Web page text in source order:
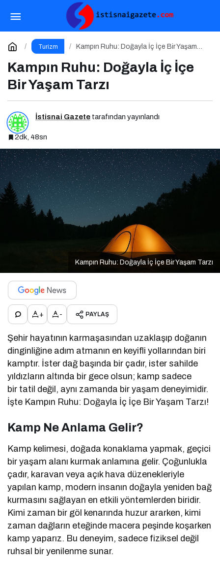
Turizm
Kampın Ruhu: Doğayla İç İçe Bir Yaşam
Kampın Ruhu: Doğayla İç İçe
Bir Yaşam Tarzı
İstisnai Gazete tarafından yayınlandı
2dk, 48sn
Kampın Ruhu: Doğayla İç İçe Bir Yaşam Tarzı
+ - PAYLAŞ
Şehir hayatının karmaşasından uzaklaşıp doğanın
dinginliğine adım atmanın en keyifli yollarından biri
kamptır. İster dağ başında bir çadır, ister sahilde
yıldızların altında bir gece olsun; kamp sadece
bir tatil değil, aynı zamanda bir yaşam deneyimidir.
İşte Kampın Ruhu: Doğayla İç İçe Bir Yaşam Tarzı!
Kamp Ne Anlama Gelir?
Kamp kelimesi, doğada konaklama yapmak, geçici
bir yaşam alanı kurmak anlamına gelir. Çoğunlukla
çadır, karavan veya açık hava düzenekleriyle
yapılan kamp, modern insanın doğayla yeniden bağ
kurmasını sağlayan en etkili yöntemlerden biridir.
Kimi zaman bir göl kenarında huzur ararken, kimi
zaman dağların eteğinde macera peşinde koşarken
kamp yaparız. Bu deneyim, sadece fiziksel değil
ruhsal bir yenilenme sunar.
Erken Rezervasyonun Gücü: Tatilinizi
Planlayın, Avantajları Yakalayın!
Yorum Yap